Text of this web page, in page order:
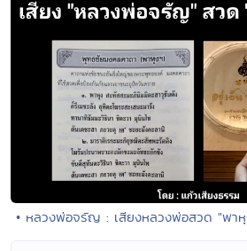
• หลวงพ่อจรัญ : เสียงหลวงพ่อสวด "พาหุ